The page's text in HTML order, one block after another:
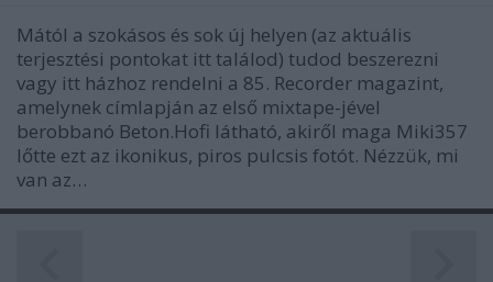
Mától a szokásos és sok új helyen (az aktuális
terjesztési pontokat itt találod) tudod beszerezni
vagy itt házhoz rendelni a 85. Recorder magazint,
amelynek címlapján az első mixtape-jével
berobbanó Beton.Hofi látható, akiről maga Miki357
lőtte ezt az ikonikus, piros pulcsis fotót. Nézzük, mi
van az…